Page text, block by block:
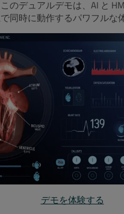
のデュアルデモは、AI と
同時に動作するパワフルな
デモを体験する